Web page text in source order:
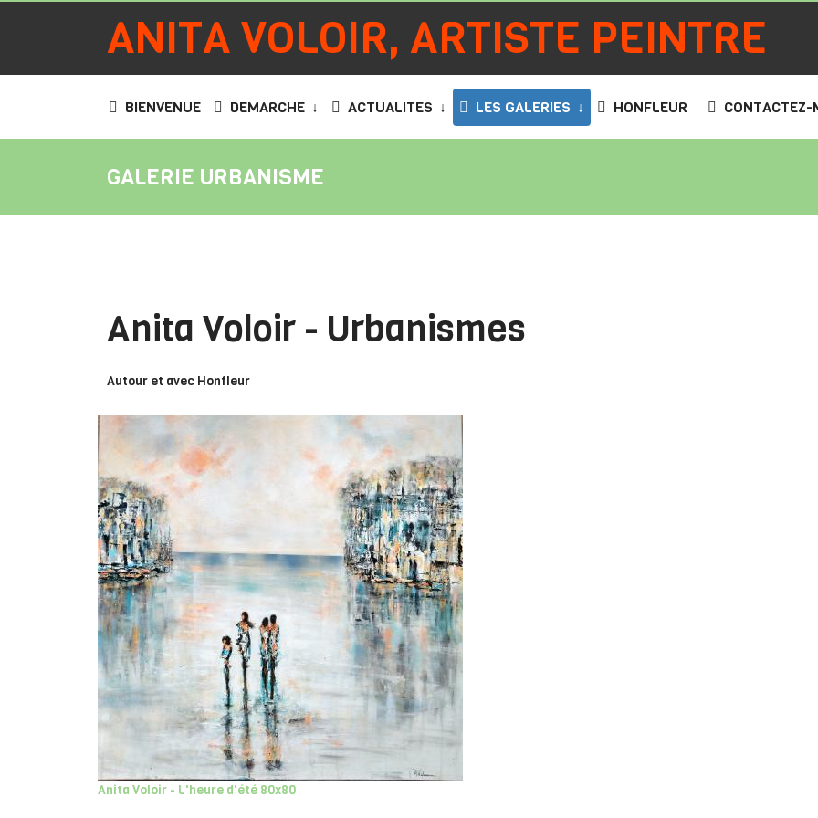
ANITA VOLOIR, ARTISTE PEINTRE
BIENVENUE DEMARCHE ACTUALITES LES GALERIES HONFLEUR CONTACTEZ-
GALERIE URBANISME
Anita Voloir - Urbanismes
Autour et avec Honfleur
Anita Voloir - L'heure d'été 80x80